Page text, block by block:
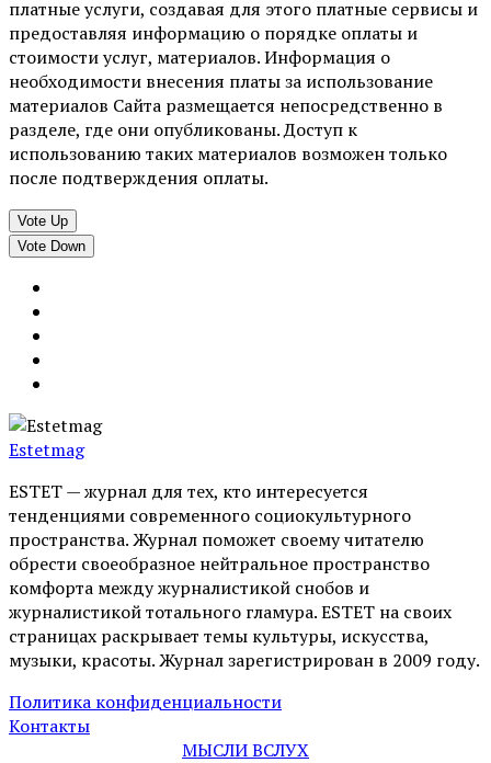
платные услуги, создавая для этого платные сервисы и
предоставляя информацию о порядке оплаты и
стоимости услуг, материалов. Информация о
необходимости внесения платы за использование
материалов Сайта размещается непосредственно в
разделе, где они опубликованы. Доступ к
использованию таких материалов возможен только
после подтверждения оплаты.
Vote Up
Vote Down
Estetmag
ESTET — журнал для тех, кто интересуeтся
тенденциями современного социокультурного
пространства. Журнал поможет своему читателю
обрести своеобразное нейтральное пространство
комфорта между журналистикой снобов и
журналистикой тотального гламура. ESTET на своих
страницах раскрывает темы культуры, искусства,
музыки, красоты. Журнал зарегистрирован в 2009 году.
Политика конфиденциальности
Контакты
МЫСЛИ ВСЛУХ